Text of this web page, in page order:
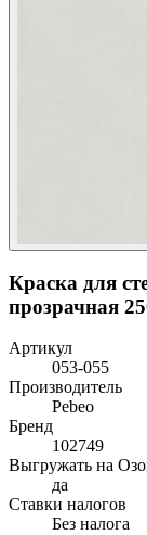
Краска для
прозрачная
Артикул
053-055
Производитель
Pebeo
Бренд
102749
Выгружать на
да
Ставки налогов
Без налога